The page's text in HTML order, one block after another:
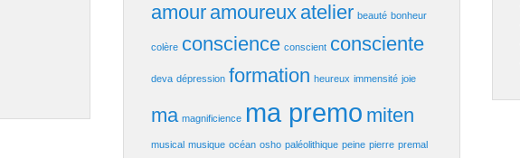
amour amoureux atelier beauté bonheur
colère conscience conscient consciente
deva dépression formation heureux immensité joie
ma magnificience ma premo miten
musical musique océan osho paléolithique peine pierre premal